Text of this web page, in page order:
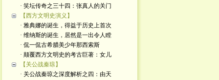
· 笑坛传奇之三十四：张真人的关门
【西方文明史演义】
· 雅典娜的诞生，得益于历史上首次
· 维纳斯的诞生，居然是一出令人瞠
· 侃一侃古希腊美少年那西索斯
· 颠覆西方文明史的考古巨著：女儿
【关公战秦琼】
· 关公战秦琼之深度解析之四：由天